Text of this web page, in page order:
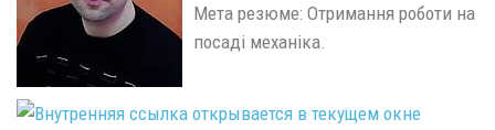
Мета резюме: Отримання роботи на
посаді механіка.